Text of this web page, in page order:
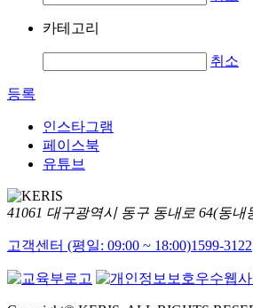
카테고리
취소
등록
인스타그램
페이스북
유튜브
41061 대구광역시 동구 동내로 64(동내
고객센터 (평일: 09:00 ~ 18:00)1599-3122